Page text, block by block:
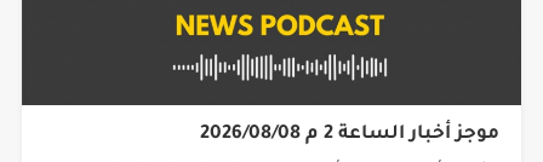
موجز أخبار الساعة 2 م 2026/08/08